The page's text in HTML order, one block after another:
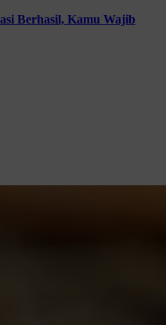
Berhasil, Kamu Wajib